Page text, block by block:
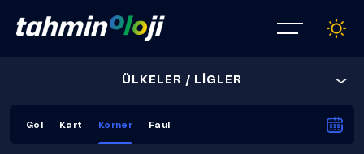
ÜLKELER / LİGLER
Gol Kart Korner Faul